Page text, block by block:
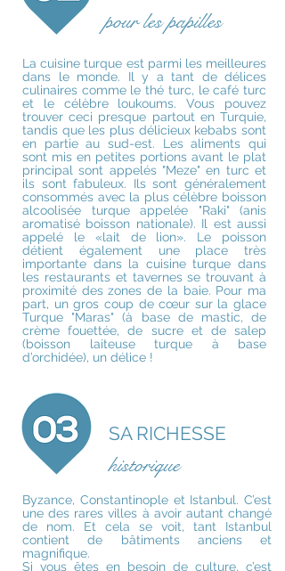
pour les papilles
La cuisine turque est parmi les meilleures
dans le monde. Il y a tant de délices
culinaires comme le thé turc, le café turc
et le célèbre loukoums. Vous pouvez
trouver ceci presque partout en Turquie,
tandis que les plus délicieux kebabs sont
en partie au sud-est. Les aliments qui
sont mis en petites portions avant le plat
principal sont appelés "Meze" en turc et
ils sont fabuleux. Ils sont généralement
consommés avec la plus célèbre boisson
alcoolisée turque appelée "Raki" (anis
aromatisé boisson nationale). Il est aussi
appelé le «lait de lion». Le poisson
détient également une place très
importante dans la cuisine turque dans
les restaurants et tavernes se trouvant à
proximité des zones de la baie. Pour ma
part, un gros coup de cœur sur la glace
Turque "Maras" (à base de mastic, de
crème fouettée, de sucre et de salep
(boisson laiteuse turque à base
d’orchidée), un délice !
SA RICHESSE
historique
Byzance, Constantinople et Istanbul. C’est
une des rares villes à avoir autant changé
de nom. Et cela se voit, tant Istanbul
contient de bâtiments anciens et
magnifique.
Si vous êtes en besoin de culture, c’est